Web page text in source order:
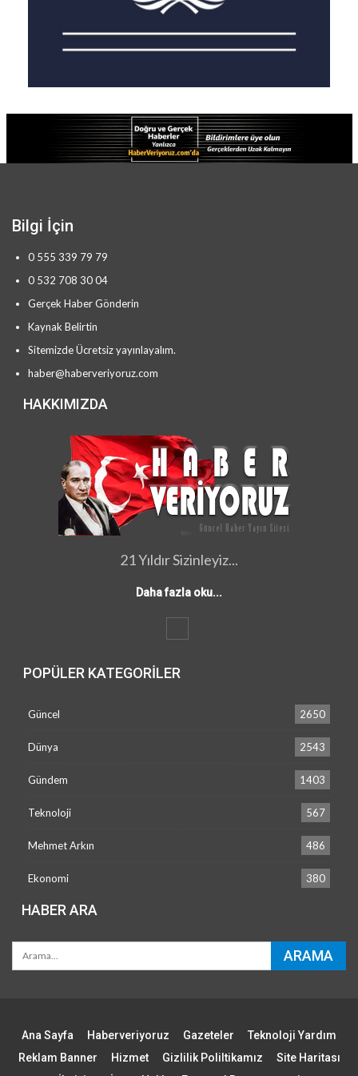
Bilgi İçin
0 555 339 79 79
0 532 708 30 04
Gerçek Haber Gönderin
Kaynak Belirtin
Sitemizde Ücretsiz yayınlayalım.
haber@haberveriyoruz.com
HAKKIMIZDA
21 Yıldır Sizinleyiz...
Daha fazla oku...
POPÜLER KATEGORILER
Güncel 2650
Dünya 2543
Gündem 1403
Teknoloji 567
Mehmet Arkın 486
Ekonomi 380
HABER ARA
Ana Sayfa Haberveriyoruz Gazeteler
Teknoloji Yardım
Reklam Banner
Hizmet Gizlilik Poliltikamız
Site Haritası